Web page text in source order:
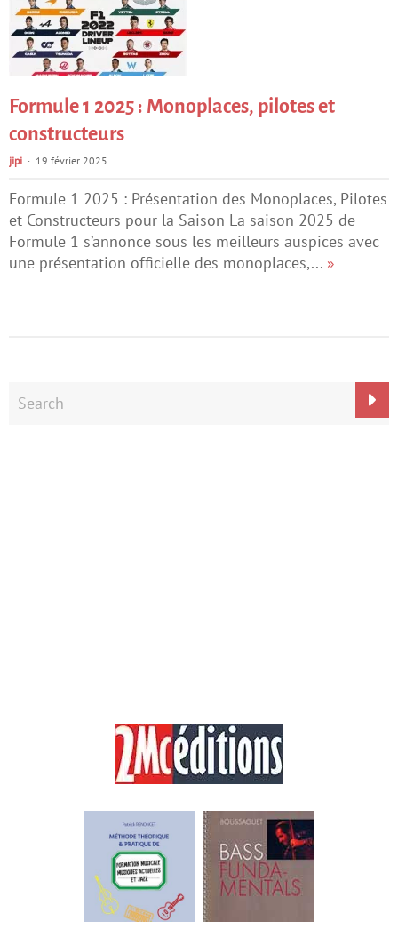
Formule 1 2025 : Monoplaces, pilotes et
constructeurs
jipi 19 février 2025
Formule 1 2025 : Présentation des Monoplaces, Pilotes
et Constructeurs pour la Saison La saison 2025 de
Formule 1 s’annonce sous les meilleurs auspices avec
une présentation officielle des monoplaces,... »